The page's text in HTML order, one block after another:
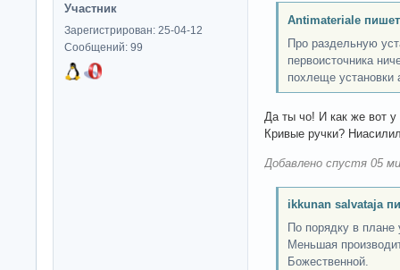
Участник
Зарегистрирован: 25-04-12
Сообщений: 99
Antimateriale
Про раздельную
первоисточника
похлеще установки
Да ты чо! И как же вот
Кривые ручки?
Добавлено спустя 05
ikkunan salvataja
По порядку в плане
Меньшая
Божественной.